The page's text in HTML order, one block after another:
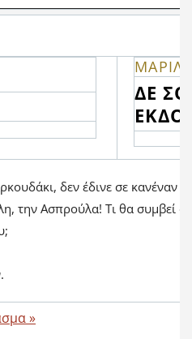
ΔΕ
δεν έδινε σε κανέναν
την Aσπρούλα! Τι θα συμβεί
»